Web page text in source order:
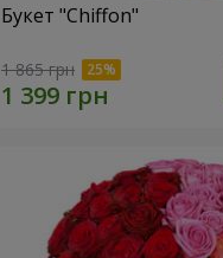
Букет "Chiffon"
1 865 грн